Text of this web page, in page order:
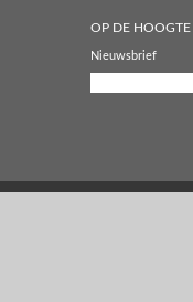
OP DE HOOGTE
Nieuwsbrief